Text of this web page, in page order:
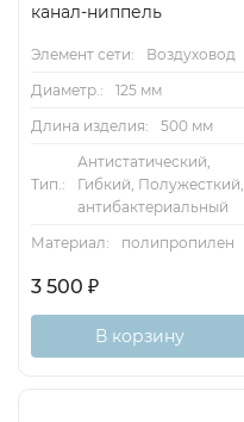
канал-ниппель
Элемент сети:
Воздуховод
Диаметр.:
125 мм
Длина изделия:
500 мм
Тип.:
Антистатический,
Гибкий, Полужесткий,
антибактериальный
Материал:
полипропилен
3 500 ₽
В корзину